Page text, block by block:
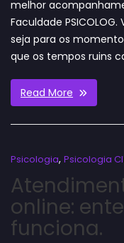
melhor
Faculdade
seja para os
que os tempos ruins
Read More
Psicologia, Psicologia
online:
funciona.